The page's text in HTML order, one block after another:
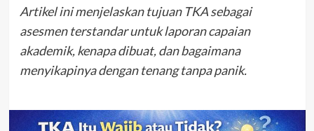
Artikel ini menjelaskan tujuan TKA sebagai
asesmen terstandar untuk laporan capaian
akademik, kenapa dibuat, dan bagaimana
menyikapinya dengan tenang tanpa panik.